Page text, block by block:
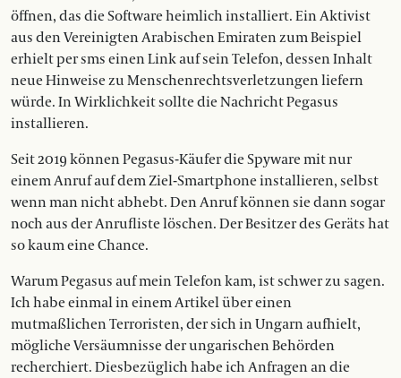
öffnen, das die Software heimlich installiert. Ein Aktivist
aus den Vereinigten Arabischen Emiraten zum Beispiel
erhielt per sms einen Link auf sein Telefon, dessen Inhalt
neue Hinweise zu Menschenrechtsverletzungen liefern
würde. In Wirklichkeit sollte die Nachricht Pegasus
installieren.
Seit 2019 können Pegasus-Käufer die Spyware mit nur
einem Anruf auf dem Ziel-Smartphone installieren, selbst
wenn man nicht abhebt. Den Anruf können sie dann sogar
noch aus der ­Anrufliste löschen. Der Be­sitzer des Geräts hat
so kaum eine Chance.
Warum Pegasus auf mein Telefon kam, ist schwer zu sagen.
Ich habe einmal in einem Artikel über einen
mutmaßlichen Terroristen, der sich in Ungarn aufhielt,
mögliche Versäumnisse der ungarischen Behörden
recherchiert. Diesbezüglich habe ich Anfragen an die